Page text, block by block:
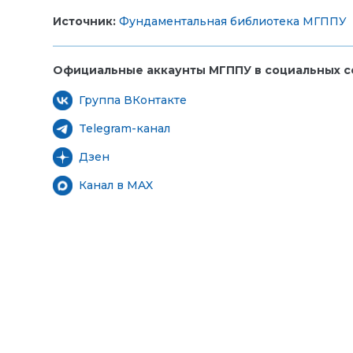
Источник: Фундаментальная библиотека МГППУ
Официальные аккаунты МГППУ в социальных
Группа ВКонтакте
Telegram-канал
Дзен
Канал в MAX